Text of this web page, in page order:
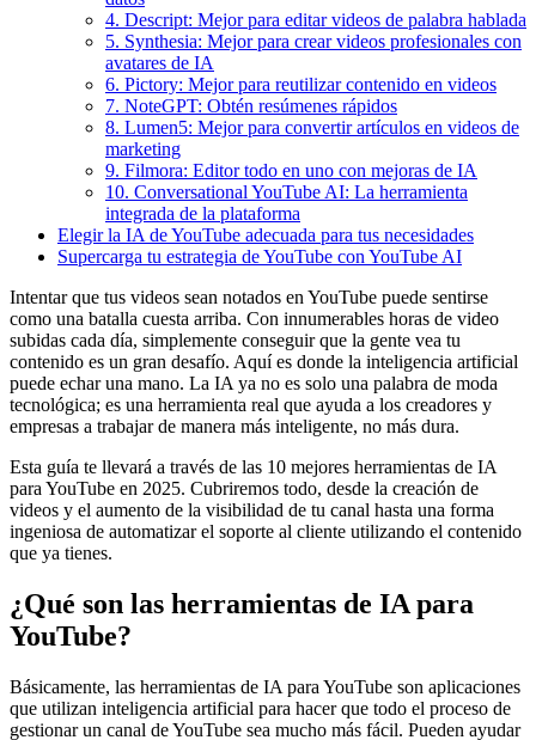
4. Descript: Mejor para editar videos de palabra hablada
5. Synthesia: Mejor para crear videos profesionales con
avatares de IA
6. Pictory: Mejor para reutilizar contenido en videos
7. NoteGPT: Obtén resúmenes rápidos
8. Lumen5: Mejor para convertir artículos en videos de
marketing
9. Filmora: Editor todo en uno con mejoras de IA
10. Conversational YouTube AI: La herramienta
integrada de la plataforma
Elegir la IA de YouTube adecuada para tus necesidades
Supercarga tu estrategia de YouTube con YouTube AI
Intentar que tus videos sean notados en YouTube puede sentirse
como una batalla cuesta arriba. Con innumerables horas de video
subidas cada día, simplemente conseguir que la gente vea tu
contenido es un gran desafío. Aquí es donde la inteligencia artificial
puede echar una mano. La IA ya no es solo una palabra de moda
tecnológica; es una herramienta real que ayuda a los creadores y
empresas a trabajar de manera más inteligente, no más dura.
Esta guía te llevará a través de las 10 mejores herramientas de IA
para YouTube en 2025. Cubriremos todo, desde la creación de
videos y el aumento de la visibilidad de tu canal hasta una forma
ingeniosa de automatizar el soporte al cliente utilizando el contenido
que ya tienes.
¿Qué son las herramientas de IA para
YouTube?
Básicamente, las herramientas de IA para YouTube son aplicaciones
que utilizan inteligencia artificial para hacer que todo el proceso de
gestionar un canal de YouTube sea mucho más fácil. Pueden ayudar